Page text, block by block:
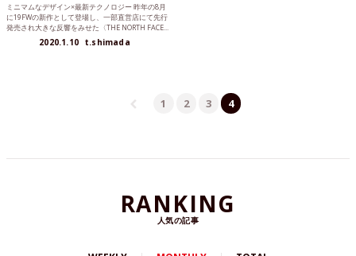
ミニマムなデザイン×最新テクノロジー 昨年の8月
に19FWの新作として登場し、一部直営店にて先行
発売され大きな反響をみせた〈THE NORTH FACE...
2020.1.10 t.shimada
1 2 3 4
RANKING
人気の記事